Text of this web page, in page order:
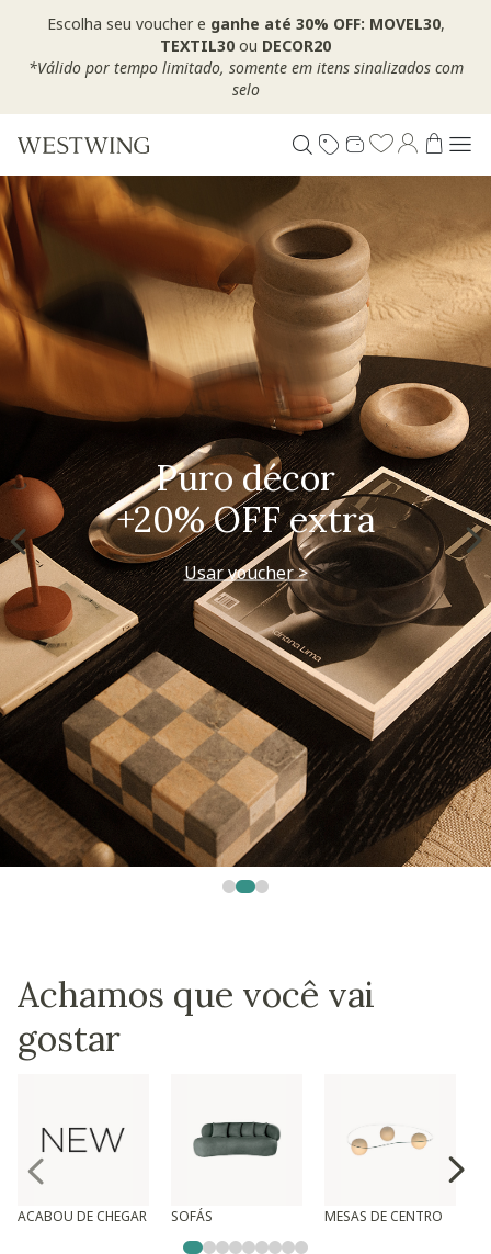
Escolha seu voucher e ganhe até 30% OFF: MOVEL30,
TEXTIL30 ou DECOR20
*Válido por tempo limitado, somente em itens sinalizados com
selo
Puro décor
+20% OFF extra
Usar voucher >
Achamos que você vai
gostar
ACABOU DE CHEGAR SOFÁS MESAS DE CENTRO